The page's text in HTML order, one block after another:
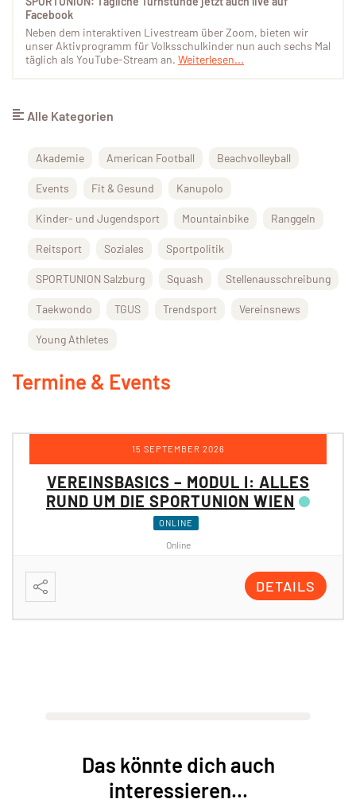
Facebook
Neben dem interaktiven Livestream über Zoom, bieten wir
unser Aktivprogramm für Volksschulkinder nun auch sechs Mal
täglich als YouTube-Stream an. Weiterlesen...
Alle Kategorien
Akademie American Football Beachvolleyball
Events Fit & Gesund Kanupolo
Kinder- und Jugendsport Mountainbike Ranggeln
Reitsport Soziales Sportpolitik
SPORTUNION Salzburg Squash Stellenausschreibung
Taekwondo TGUS Trendsport Vereinsnews
Young Athletes
Termine & Events
15 SEPTEMBER 2026
VEREINSBASICS – MODUL I: ALLES
RUND UM DIE SPORTUNION WIEN
ONLINE
Online
DETAILS
Das könnte dich auch
interessieren...